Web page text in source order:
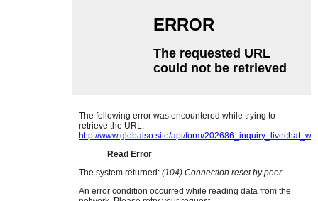
Swahili
Tajik
Telugu
Ukrainian
Urdu
Welsh
Xhosa
Yiddish